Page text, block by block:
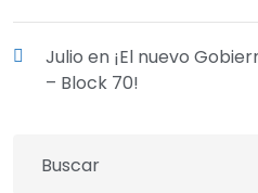
Julio en ¡El nuevo
– Block 70!